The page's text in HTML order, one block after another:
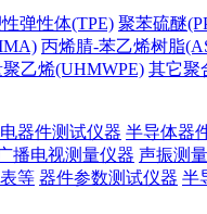
弹性体(TPE) 聚苯硫醚
丙烯腈-苯乙烯树脂
乙烯(UHMWPE) 其它聚
器件测试仪器 半导体器
播电视测量仪器 声振测
等 器件参数测试仪器 半